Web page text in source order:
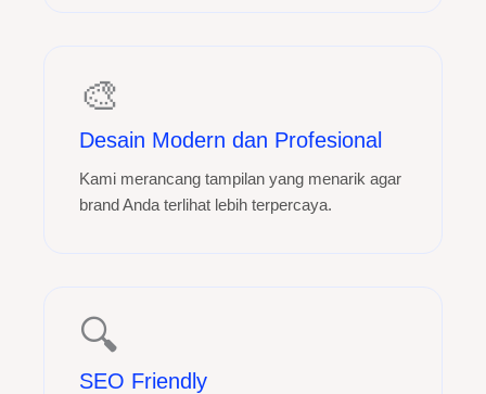
🎨
Desain Modern dan Profesional
Kami merancang tampilan yang menarik agar
brand Anda terlihat lebih terpercaya.
🔍
SEO Friendly